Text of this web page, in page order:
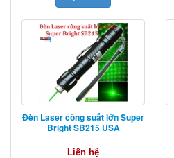
Đèn Laser công suất lớn Super
Bright SB215 USA
Liên hệ